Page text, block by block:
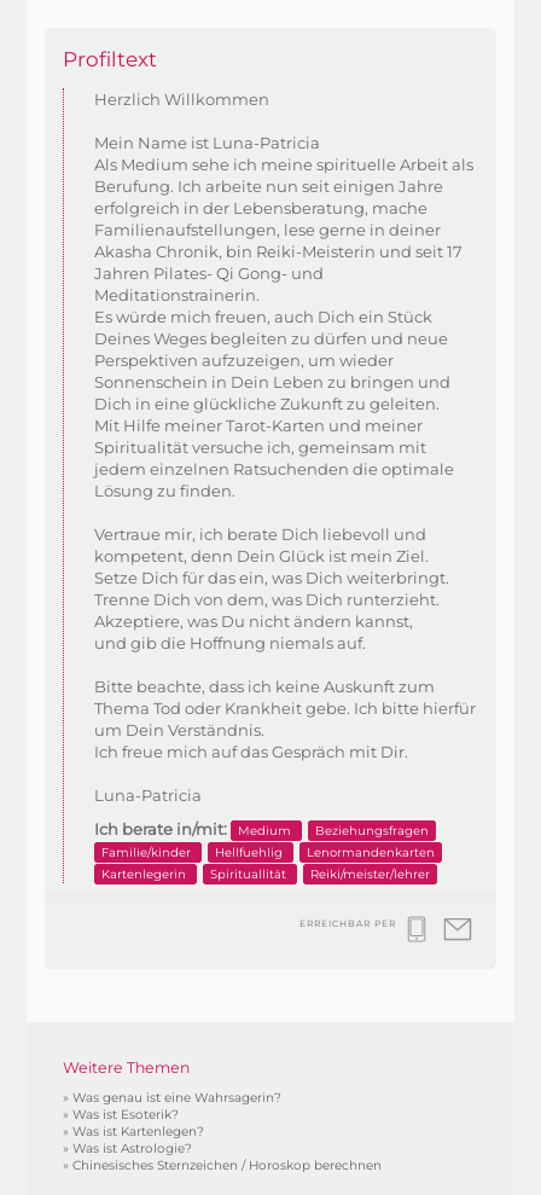
Profiltext
Herzlich Willkommen
Mein Name ist Luna-Patricia
Als Medium sehe ich meine spirituelle Arbeit als
Berufung. Ich arbeite nun seit einigen Jahre
erfolgreich in der Lebensberatung, mache
Familienaufstellungen, lese gerne in deiner
Akasha Chronik, bin Reiki-Meisterin und seit 17
Jahren Pilates- Qi Gong- und
Meditationstrainerin.
Es würde mich freuen, auch Dich ein Stück
Deines Weges begleiten zu dürfen und neue
Perspektiven aufzuzeigen, um wieder
Sonnenschein in Dein Leben zu bringen und
Dich in eine glückliche Zukunft zu geleiten.
Mit Hilfe meiner Tarot-Karten und meiner
Spiritualität versuche ich, gemeinsam mit
jedem einzelnen Ratsuchenden die optimale
Lösung zu finden.
Vertraue mir, ich berate Dich liebevoll und
kompetent, denn Dein Glück ist mein Ziel.
Setze Dich für das ein, was Dich weiterbringt.
Trenne Dich von dem, was Dich runterzieht.
Akzeptiere, was Du nicht ändern kannst,
und gib die Hoffnung niemals auf.
Bitte beachte, dass ich keine Auskunft zum
Thema Tod oder Krankheit gebe. Ich bitte hierfür
um Dein Verständnis.
Ich freue mich auf das Gespräch mit Dir.
Luna-Patricia
Ich berate in/mit: Medium
Beziehungsfragen
Familie/kinder
Hellfuehlig
Lenormandenkarten
Kartenlegerin
Spirituallität Reiki/meister/lehrer
ERREICHBAR PER
Weitere Themen
»Was genau ist eine Wahrsagerin?
»Was ist Esoterik?
»Was ist Kartenlegen?
»Was ist Astrologie?
»Chinesisches Sternzeichen / Horoskop berechnen